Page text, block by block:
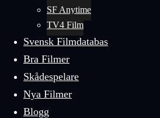
SF Anytime
TV4 Film
Svensk Filmdatabas
Bra Filmer
Skådespelare
Nya Filmer
Blogg